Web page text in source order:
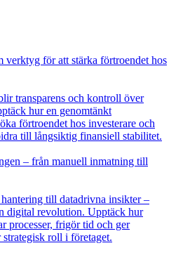
verktyg för att stärka förtroendet hos
transparens och kontroll över
hur en genomtänkt
förtroendet hos investerare och
till långsiktig finansiell stabilitet.
– från manuell inmatning till
till datadrivna insikter –
digital revolution. Upptäck hur
processer, frigör tid och ger
roll i företaget.